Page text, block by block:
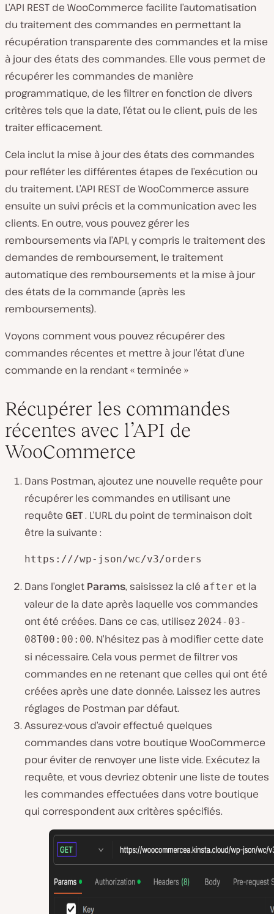
L’API REST de WooCommerce facilite l’automatisation
du traitement des commandes en permettant la
récupération transparente des commandes et la mise
à jour des états des commandes. Elle vous permet de
récupérer les commandes de manière
programmatique, de les filtrer en fonction de divers
critères tels que la date, l’état ou le client, puis de les
traiter efficacement.
Cela inclut la mise à jour des états des commandes
pour refléter les différentes étapes de l’exécution ou
du traitement. L’API REST de WooCommerce assure
ensuite un suivi précis et la communication avec les
clients. En outre, vous pouvez gérer les
remboursements via l’API, y compris le traitement des
demandes de remboursement, le traitement
automatique des remboursements et la mise à jour
des états de la commande (après les
remboursements).
Voyons comment vous pouvez récupérer des
commandes récentes et mettre à jour l’état d’une
commande en la rendant « terminée »
Récupérer les commandes
récentes avec l’API de
WooCommerce
Dans Postman, ajoutez une nouvelle requête pour
récupérer les commandes en utilisant une
requête GET. L’URL du point de terminaison doit
être la suivante :
https:///wp-json/wc/v3/orders
Dans l’onglet Params, saisissez la clé after et la
valeur de la date après laquelle vos commandes
ont été créées. Dans ce cas, utilisez 2024-03-
08T00:00:00. N’hésitez pas à modifier cette date
si nécessaire. Cela vous permet de filtrer vos
commandes en ne retenant que celles qui ont été
créées après une date donnée. Laissez les autres
réglages de Postman par défaut.
Assurez-vous d’avoir effectué quelques
commandes dans votre boutique WooCommerce
pour éviter de renvoyer une liste vide. Exécutez la
requête, et vous devriez obtenir une liste de toutes
les commandes effectuées dans votre boutique
qui correspondent aux critères spécifiés.